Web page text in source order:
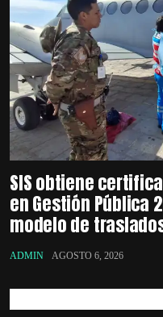
SIS obtiene
en Gestión Pública
modelo de
ADMIN AGOSTO 6, 2026